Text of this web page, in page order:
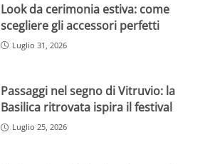
Look da cerimonia estiva: come
scegliere gli accessori perfetti
Luglio 31, 2026
Passaggi nel segno di Vitruvio: la
Basilica ritrovata ispira il festival
Luglio 25, 2026